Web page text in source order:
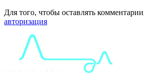
Для того, чтобы оставлять
авторизация